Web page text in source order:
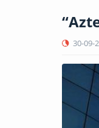
30-09-